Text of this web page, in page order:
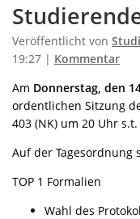
Veröffentlicht von
19:27 | Kommentar
Am Donnerstag, den
ordentlichen Sitzung
403 (NK) um 20 Uhr
Auf der Tagesordnung
TOP 1 Formalien
Wahl des